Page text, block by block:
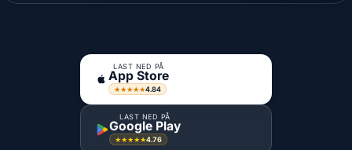
LAST NED PÅ
App Store
★★★★★4.84
LAST NED PÅ
Google Play
★★★★★4.76